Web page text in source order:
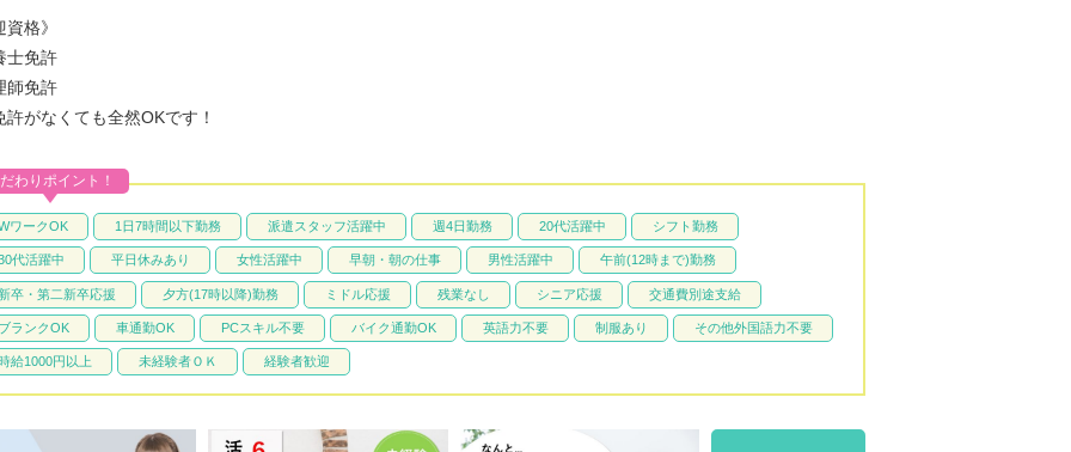
格》
士免許
師免許
許がなくても全然OKです！
ワークOK 1日7時間以下勤務 派遣スタッフ活躍中 週4日勤務 20代活躍中 シフト勤務
代活躍中 平日休みあり 女性活躍中 早朝・朝の仕事 男性活躍中 午前(12時まで)勤務
卒・第二新卒応援 夕方(17時以降)勤務 ミドル応援 残業なし シニア応援 交通費別途支給
ランクOK 車通勤OK PCスキル不要 バイク通勤OK 英語力不要 制服あり その他外国語力不要
給1000円以上 未経験者ＯＫ 経験者歓迎
わりポイント！